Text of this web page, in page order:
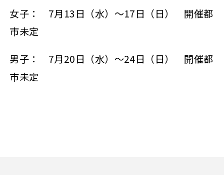
女子： 7月13日（水）～17日（日） 開催都
市未定
男子： 7月20日（水）～24日（日） 開催都
市未定